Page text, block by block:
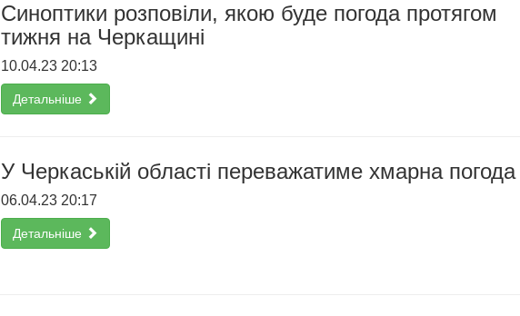
Синоптики розповіли, якою буде погода протягом
тижня на Черкащині
10.04.23 20:13
Детальніше
У Черкаській області переважатиме хмарна погода
06.04.23 20:17
Детальніше